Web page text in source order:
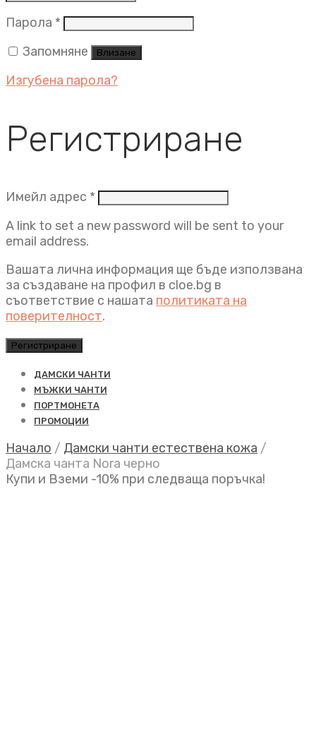
Парола * Задължително
Запомняне
Влизане
Изгубена парола?
Регистриране
Имейл адрес * Задължително
A link to set a new password will be sent to your
email address.
Вашата лична информация ще бъде използвана
за създаване на профил в cloe.bg в
съответствие с нашата политиката на
поверителност.
Регистриране
ДАМСКИ ЧАНТИ
МЪЖКИ ЧАНТИ
ПОРТМОНЕТА
ПРОМОЦИИ
Начало / Дамски чанти естествена кожа /
Дамска чанта Nora черно
Купи и Вземи -10% при следваща поръчка!